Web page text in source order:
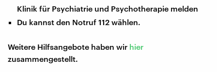
Klinik für Psychiatrie und Psychotherapie melden
Du kannst den Notruf 112 wählen.
Weitere Hilfsangebote haben wir hier
zusammengestellt.